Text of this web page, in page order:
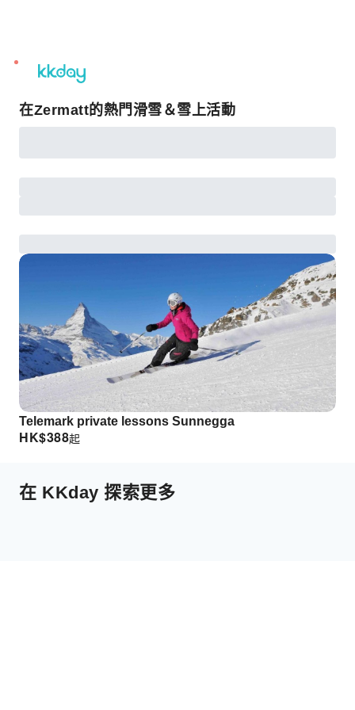
unread
notifications
在Zermatt的熱門滑雪＆雪上活動
Telemark private lessons Sunnegga
HK$388起
在 KKday 探索更多